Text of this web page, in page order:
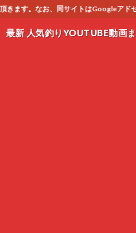
アドセンスによる広告を掲載しており
最新 人気釣りYOUTUBE動画